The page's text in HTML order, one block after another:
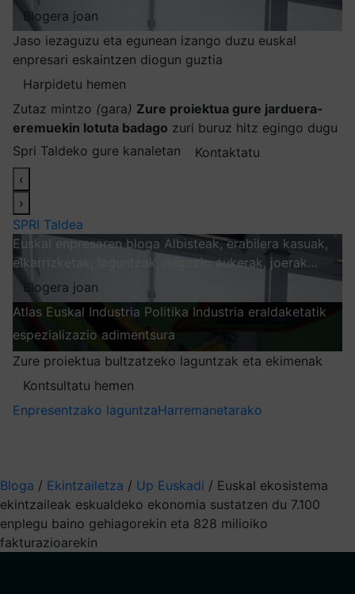
Blogera joan
Jaso iezaguzu eta egunean izango duzu euskal
enpresari eskaintzen diogun guztia
Harpidetu hemen
Zutaz mintzo (gara) Zure proiektua gure jarduera-
eremuekin lotuta badago zuri buruz hitz egingo dugu
Spri Taldeko gure kanaletan
Kontaktatu
‹
›
SPRI Taldea
Euskal enpresaren bloga Albisteak, erabilera kasuak,
elkarrizketak, laguntzak, negozio aukerak, joerak…
Blogera joan
Atlas Euskal Industria Politika Industria eraldaketatik
espezializazio adimentsura
Zure proiektua bultzatzeko laguntzak eta ekimenak
Kontsultatu hemen
Enpresentzako laguntzaHarremanetarako
Bloga / Ekintzailetza / Up Euskadi / Euskal ekosistema
ekintzaileak eskualdeko ekonomia sustatzen du 7.100
enplegu baino gehiagorekin eta 828 milioiko
fakturazioarekin